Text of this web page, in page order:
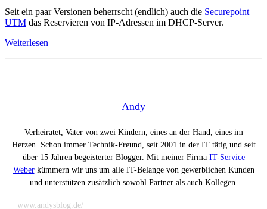
Seit ein paar Versionen beherrscht (endlich) auch die Securepoint
UTM das Reservieren von IP-Adressen im DHCP-Server.
Weiterlesen
Andy
Verheiratet, Vater von zwei Kindern, eines an der Hand, eines im
Herzen. Schon immer Technik-Freund, seit 2001 in der IT tätig und seit
über 15 Jahren begeisterter Blogger. Mit meiner Firma IT-Service
Weberkümmern wir uns um alle IT-Belange von gewerblichen Kunden
und unterstützen zusätzlich sowohl Partner als auch Kollegen.
www.andysblog.de/